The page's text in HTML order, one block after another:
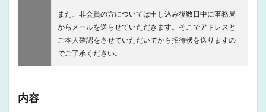
また、非会員の方については申し込み後数日中に事務局
からメールを送らせていただきます。そこでアドレスと
ご本人確認をさせていただいてから招待状を送りますの
でご了承ください。
内容